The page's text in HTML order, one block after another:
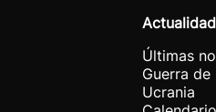
Actualidad
Últimas
Guerra de
Ucrania